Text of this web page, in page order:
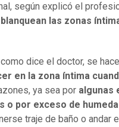
según explicó el
blanquean las zonas
dice el doctor, se
en la zona íntima
ya sea por algunas
o por exceso de
traje de baño o andar